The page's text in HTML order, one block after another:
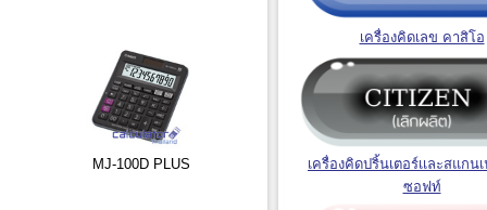
MJ-100D PLUS
เครื่องคิดเลข คาสิโอ
เครื่องคิดปริ้นเตอร์เเละสแกน
ซอฟท